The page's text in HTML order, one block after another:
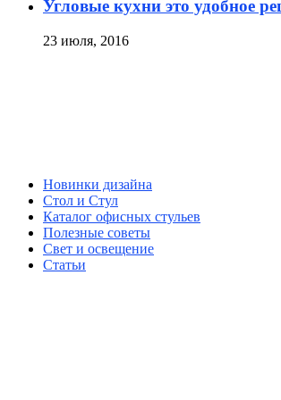
Угловые кухни это удобное
23 июля, 2016
Новинки дизайна
Стол и Стул
Каталог офисных стульев
Полезные советы
Свет и освещение
Статьи